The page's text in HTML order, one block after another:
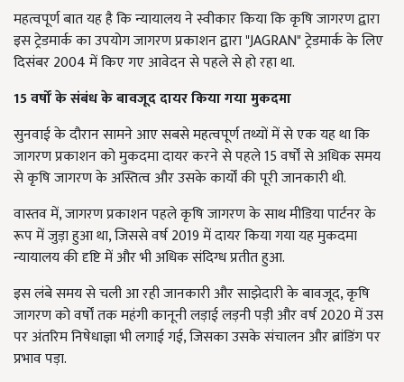
महत्वपूर्ण बात यह है कि न्यायालय ने स्वीकार किया कि कृषि जागरण द्वारा
इस ट्रेडमार्क का उपयोग जागरण प्रकाशन द्वारा "JAGRAN" ट्रेडमार्क के लिए
दिसंबर 2004 में किए गए आवेदन से पहले से हो रहा था.
15वर्षों के संबंध के बावजूद दायर किया गया मुकदमा
सुनवाई के दौरान सामने आए सबसे महत्वपूर्ण तथ्यों में से एक यह था कि
जागरण प्रकाशन को मुकदमा दायर करने से पहले 15 वर्षों से अधिक समय
से कृषि जागरण के अस्तित्व और उसके कार्यों की पूरी जानकारी थी.
वास्तव में, जागरण प्रकाशन पहले कृषि जागरण के साथ मीडिया पार्टनर के
रूप में जुड़ा हुआ था, जिससे वर्ष 2019 में दायर किया गया यह मुकदमा
न्यायालय की दृष्टि में और भी अधिक संदिग्ध प्रतीत हुआ.
इस लंबे समय से चली आ रही जानकारी और साझेदारी के बावजूद, कृषि
जागरण को वर्षों तक महंगी कानूनी लड़ाई लड़नी पड़ी और वर्ष 2020 में उस
पर अंतरिम निषेधाज्ञा भी लगाई गई, जिसका उसके संचालन और ब्रांडिंग पर
प्रभाव पड़ा.